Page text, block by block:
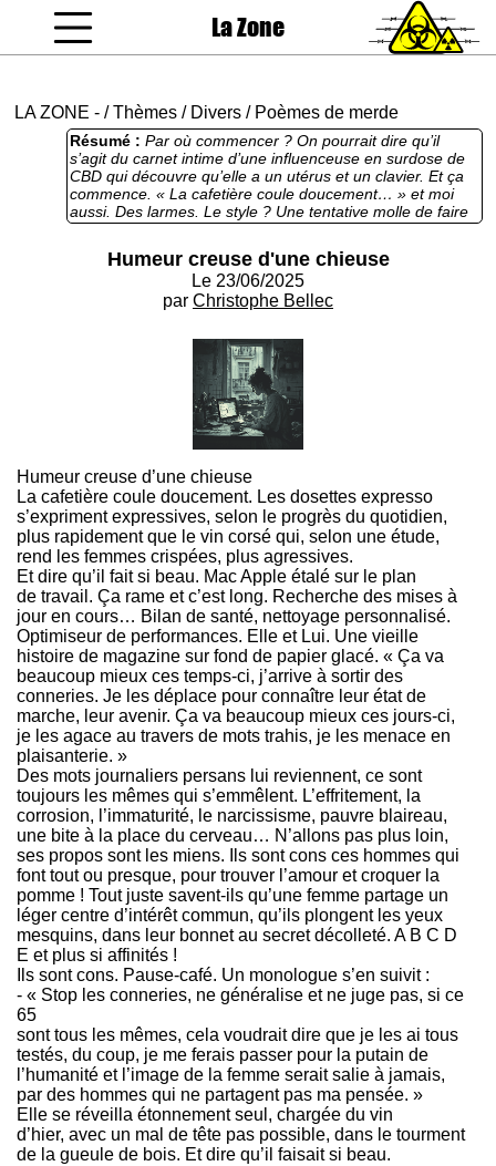
La Zone
LA ZONE - /Thèmes / Divers / Poèmes de merde
Résumé : Par où commencer ? On pourrait dire qu’il
s’agit du carnet intime d’une influenceuse en surdose de
CBD qui découvre qu’elle a un utérus et un clavier. Et ça
commence. « La cafetière coule doucement… » et moi
aussi. Des larmes. Le style ? Une tentative molle de faire
du Camus pour blogueuses. Une diarrhée lexicale
passer un horoscope de Marie Claire pour un brûlot
anarchiste. On parle d’hommes, de femmes, de bites et
de cafés. Bref, un texte qui se voulait être une chronique
message vocal de 3 minutes envoyé bourrée à 2h13 du
matin à un ex qui bosse chez Decathlon. On aurait préféré
une vraie chieuse : une qui mord, qui blesse, qui cogne.
Là, c’est juste une râleuse en peignoir qui digère mal son
Humeur creuse d'une chieuse
Le 23/06/2025
par Christophe Bellec
Humeur creuse d’une chieuse
La cafetière coule doucement. Les dosettes expresso
s’expriment expressives, selon le progrès du quotidien,
plus rapidement que le vin corsé qui, selon une étude,
rend les femmes crispées, plus agressives.
Et dire qu’il fait si beau. Mac Apple étalé sur le plan
de travail. Ça rame et c’est long. Recherche des mises à
jour en cours… Bilan de santé, nettoyage personnalisé.
Optimiseur de performances. Elle et Lui. Une vieille
histoire de magazine sur fond de papier glacé. « Ça va
beaucoup mieux ces temps-ci, j’arrive à sortir des
conneries. Je les déplace pour connaître leur état de
marche, leur avenir. Ça va beaucoup mieux ces jours-ci,
je les agace au travers de mots trahis, je les menace en
plaisanterie. »
Des mots journaliers persans lui reviennent, ce sont
toujours les mêmes qui s’emmêlent. L’effritement, la
corrosion, l’immaturité, le narcissisme, pauvre blaireau,
une bite à la place du cerveau… N’allons pas plus loin,
ses propos sont les miens. Ils sont cons ces hommes qui
font tout ou presque, pour trouver l’amour et croquer la
pomme ! Tout juste savent-ils qu’une femme partage un
léger centre d’intérêt commun, qu’ils plongent les yeux
mesquins, dans leur bonnet au secret décolleté. A B C D
E et plus si affinités !
Ils sont cons. Pause-café. Un monologue s’en suivit :
- « Stop les conneries, ne généralise et ne juge pas, si ce
65
sont tous les mêmes, cela voudrait dire que je les ai tous
testés, du coup, je me ferais passer pour la putain de
l’humanité et l’image de la femme serait salie à jamais,
par des hommes qui ne partagent pas ma pensée. »
Elle se réveilla étonnement seul, chargée du vin
d’hier, avec un mal de tête pas possible, dans le tourment
de la gueule de bois. Et dire qu’il faisait si beau.